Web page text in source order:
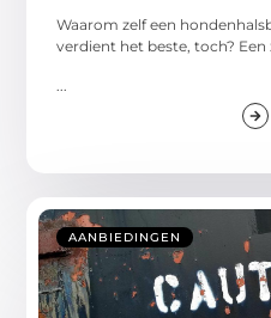
Waarom zelf een
verdient het beste, toch?
AANBIEDINGEN